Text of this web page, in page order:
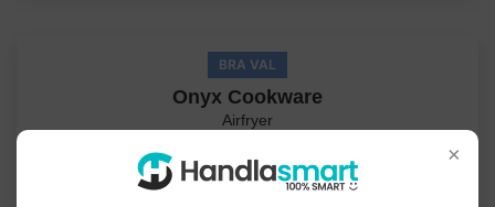
×
BRA VAL
Onyx Cookware
Airfryer
Lättanvänd airfryer med tydlig display och smarta
funktioner.